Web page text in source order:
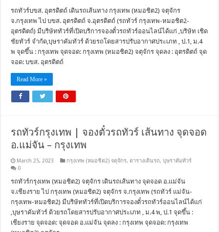
รถทัวร์บขส. อุตรดิตถ์ เดินรถเส้นทาง กรุงเทพ (หมอชิต2) จตุจักร
จ.กรุงเทพ ไป บขส. อุตรดิตถ์ จ.อุตรดิตถ์ (รถทัวร์ กรุงเทพ-หมอชิต2-
อุตรดิตถ์) มีบริษัททัวร์ที่เปิดบริการจองตั๋วรถทัวร์ออนไลน์ได้แก่ ,บริษัท เชิด
ชัยทัวร์ จำกัด,บุษราคัมทัวร์ ด้วยรถโดยสารปรับอากาศประเภท , ป.1, ม.4
พ จุดขึ้น : กรุงเทพ จุดจอด: กรุงเทพ (หมอชิต2) จตุจักร จุดลง : อุตรดิตถ์ จุด
จอด: บขส. อุตรดิตถ์
Read More »
รถทัวร์กรุงเทพ | จองตั๋วรถทัวร์ เส้นทาง จุดจอด
อ.แม่จัน – กรุงเทพ
March 25, 2023 กรุงเทพ (หมอชิต2) จตุจักร, ตารางเดินรถ,บุษราคัมทัวร์
0
รถทัวร์กรุงเทพ (หมอชิต2) จตุจักร เดินรถเส้นทาง จุดจอด อ.แม่จัน
จ.เชียงราย ไป กรุงเทพ (หมอชิต2) จตุจักร จ.กรุงเทพ (รถทัวร์ แม่จัน-
กรุงเทพ-หมอชิต2) มีบริษัททัวร์ที่เปิดบริการจองตั๋วรถทัวร์ออนไลน์ได้แก่
,บุษราคัมทัวร์ ด้วยรถโดยสารปรับอากาศประเภท , ม.4 พ, ป.1 จุดขึ้น :
เชียงราย จุดจอด: จุดจอด อ.แม่จัน จุดลง : กรุงเทพ จุดจอด: กรุงเทพ